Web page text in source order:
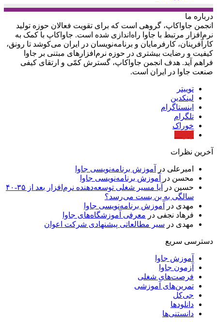
درباره‌ ما
انجمن جاواکاپ، گروهی است که برای تقویت فعالان حوزه‌ تولید
نرم‌افزار مرتبط با جاوا راه‌اندازی شده است. جاواکاپ با کمک به
کارآفرینان، کارفرمایان و برنامه‌نویسان در ایران می‌کوشد تا رونق،
کیفیت و رضایت بیشتری در حوزه‌ نرم‌افزارهای مبتنی بر جاوا
فراهم آید. هدف انجمن جاواکاپ، گسترش کمّی و ارتقای کیفی
صنعت جاوا در ایران است.
توییتر
لینکدین
اینستاگرام
تلگرام
خوراک
آخرین نظرات
امیرعلی در
آموزش برنامه‌نویسی جاوا
محسن در
آموزش برنامه‌نویسی جاوا
حسین در
آیا مسیر شغلی توسعه‌دهنده نرم‌افزار بعد از ۳۵-۴۰
سالگی به بن بست می‌رسد؟
مهدی در
آموزش برنامه‌نویسی جاوا
فرهاد نجفی در معرفی آموزشگاه‌های جاوا
مهدی در سیر مطالعاتی پیشنهادی شرکت اعوان
دسترسی سریع
آموزش جاوا
آزمون جاوا
فرصت‌های شغلی
تمرین‌های آموزشی
جی‌کل
دانلودها
دانستنی‌ها